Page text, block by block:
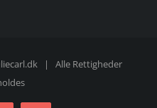
| Alle Rettigheder